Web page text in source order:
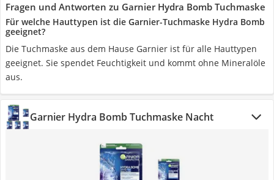
Fragen und Antworten zu Garnier Hydra Bomb Tuchmaske
Für welche Hauttypen ist die Garnier-Tuchmaske Hydra Bomb
geeignet?
Die Tuchmaske aus dem Hause Garnier ist für alle Hauttypen
geeignet. Sie spendet Feuchtigkeit und kommt ohne Mineralöle
aus.
Garnier Hydra Bomb Tuchmaske Nacht